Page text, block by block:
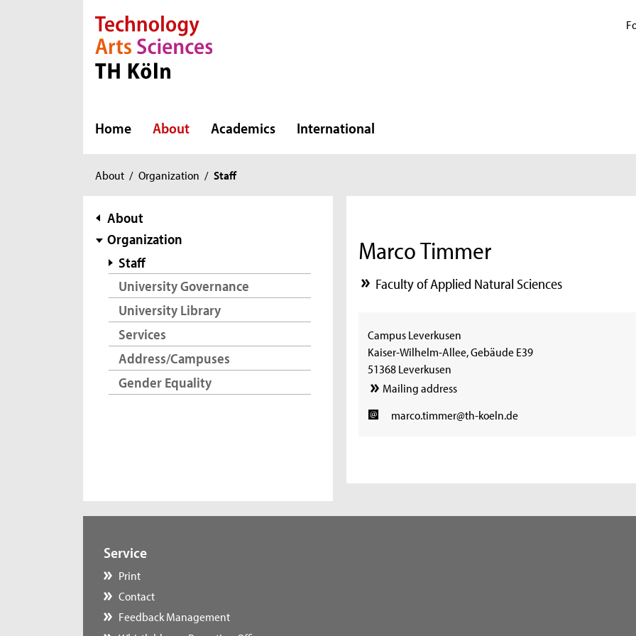
Direkt zur Hauptnavigation
Direkt zur Subnavigation
Direkt zum Inhalt
Direkt zum Fußbereich
Home About Academics International
You
here:
About / Organization / Staff
subnavigation
About
Organization
Staff
University Governance
University Library
Services
Address/Campuses
Gender Equality
Marco Timmer
Faculty of Applied Natural Sciences
Campus Leverkusen
Kaiser-Wilhelm-Allee, Gebäude E39
51368 Leverkusen
Mailing address
marco.timmer@th-koeln.de
Service
Print
Contact
Feedback Management